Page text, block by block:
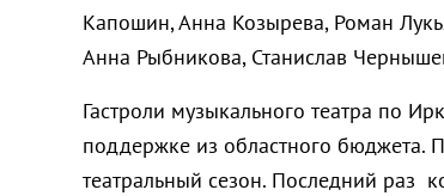
Капошин, Анна Козырева, Роман
Анна Рыбникова, Станислав
Гастроли музыкального театра по
поддержке из областного бюджета.
театральный сезон. Последний раз